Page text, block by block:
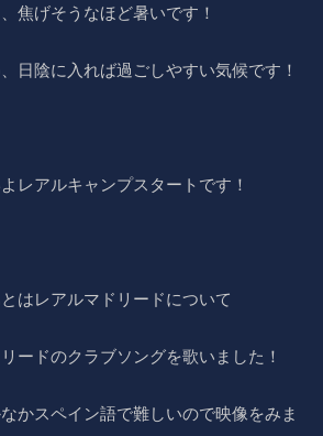
焦げそうなほど暑いです！
日陰に入れば過ごしやすい気候です！
レアルキャンプスタートです！
はレアルマドリードについて
ードのクラブソングを歌いました！
かスペイン語で難しいので映像をみま